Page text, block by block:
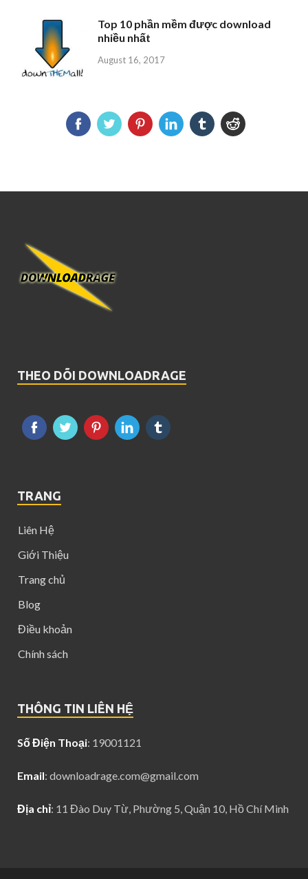
Top 10 phần mềm được download
nhiều nhất
August 16, 2017
THEO DÕI DOWNLOADRAGE
TRANG
Liên Hệ
Giới Thiệu
Trang chủ
Blog
Điều khoản
Chính sách
THÔNG TIN LIÊN HỆ
Số Điện Thoại: 19001121
Email: downloadrage.com@gmail.com
Địa chỉ: 11 Đào Duy Từ, Phường 5, Quận 10, Hồ Chí Minh